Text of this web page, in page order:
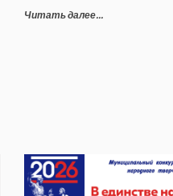
Читать далее...